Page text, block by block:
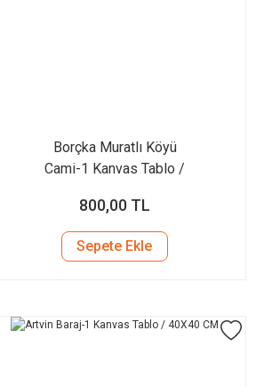
Borçka Muratlı Köyü
Cami-1 Kanvas Tablo /
800,00 TL
Sepete Ekle